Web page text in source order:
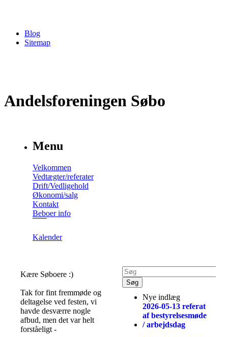
Blog
Sitemap
Andelsforeningen Søbo
Menu
Velkommen
Vedtægter/referater
Drift/Vedligehold
Økonomi/salg
Kontakt
Beboer info
Kalender
Kære Søboere :)
Tak for fint fremmøde og
deltagelse ved festen, vi
havde desværre nogle
afbud, men det var helt
forståeligt -
Nye indlæg
2026-05-13 referat
af bestyrelsesmøde
/ arbejdsdag